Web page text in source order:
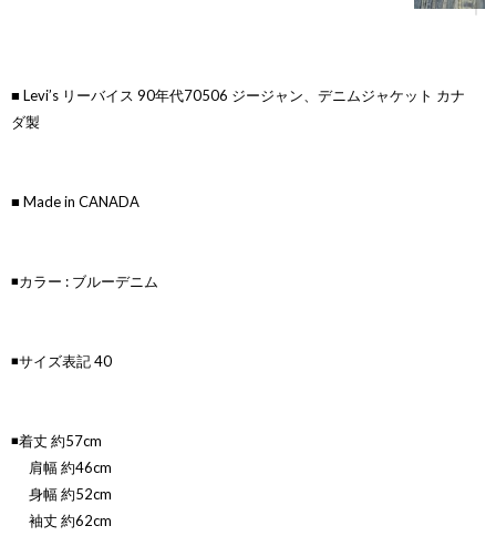
■ Levi’s リーバイス 90年代70506 ジージャン、デニムジャケット カナ
ダ製
■ Made in CANADA
◾️カラー : ブルーデニム
◾️サイズ表記 40
◾️着丈 約57cm
肩幅 約46cm
身幅 約52cm
袖丈 約62cm